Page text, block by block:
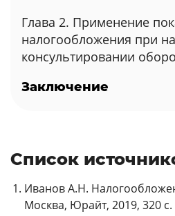
Глава 2. Применение
налогообложения при
консультировании
Заключение
Список
Иванов А.Н.
Москва, Юрайт, 2019, 320 с.